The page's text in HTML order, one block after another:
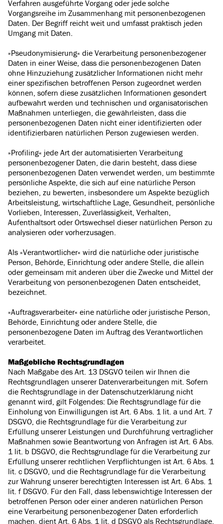
Verfahren ausgeführte Vorgang oder jede solche
Vorgangsreihe im Zusammenhang mit personenbezogenen
Daten. Der Begriff reicht weit und umfasst praktisch jeden
Umgang mit Daten.
»Pseudonymisierung« die Verarbeitung personenbezogener
Daten in einer Weise, dass die personenbezogenen Daten
ohne Hinzuziehung zusätzlicher Informationen nicht mehr
einer spezifischen betroffenen Person zugeordnet werden
können, sofern diese zusätzlichen Informationen gesondert
aufbewahrt werden und technischen und organisatorischen
Maßnahmen unterliegen, die gewährleisten, dass die
personenbezogenen Daten nicht einer identifizierten oder
identifizierbaren natürlichen Person zugewiesen werden.
»Profiling« jede Art der automatisierten Verarbeitung
personenbezogener Daten, die darin besteht, dass diese
personenbezogenen Daten verwendet werden, um bestimmte
persönliche Aspekte, die sich auf eine natürliche Person
beziehen, zu bewerten, insbesondere um Aspekte bezüglich
Arbeitsleistung, wirtschaftliche Lage, Gesundheit, persönliche
Vorlieben, Interessen, Zuverlässigkeit, Verhalten,
Aufenthaltsort oder Ortswechsel dieser natürlichen Person zu
analysieren oder vorherzusagen.
Als »Verantwortlicher« wird die natürliche oder juristische
Person, Behörde, Einrichtung oder andere Stelle, die allein
oder gemeinsam mit anderen über die Zwecke und Mittel der
Verarbeitung von personenbezogenen Daten entscheidet,
bezeichnet.
»Auftragsverarbeiter« eine natürliche oder juristische Person,
Behörde, Einrichtung oder andere Stelle, die
personenbezogene Daten im Auftrag des Verantwortlichen
verarbeitet.
Maßgebliche Rechtsgrundlagen
Nach Maßgabe des Art. 13 DSGVO teilen wir Ihnen die
Rechtsgrundlagen unserer Datenverarbeitungen mit. Sofern
die Rechtsgrundlage in der Datenschutzerklärung nicht
genannt wird, gilt Folgendes: Die Rechtsgrundlage für die
Einholung von Einwilligungen ist Art. 6 Abs. 1 lit. a und Art. 7
DSGVO, die Rechtsgrundlage für die Verarbeitung zur
Erfüllung unserer Leistungen und Durchführung vertraglicher
Maßnahmen sowie Beantwortung von Anfragen ist Art. 6 Abs.
1 lit. b DSGVO, die Rechtsgrundlage für die Verarbeitung zur
Erfüllung unserer rechtlichen Verpflichtungen ist Art. 6 Abs. 1
lit. c DSGVO, und die Rechtsgrundlage für die Verarbeitung
zur Wahrung unserer berechtigten Interessen ist Art. 6 Abs. 1
lit. f DSGVO. Für den Fall, dass lebenswichtige Interessen der
betroffenen Person oder einer anderen natürlichen Person
eine Verarbeitung personenbezogener Daten erforderlich
machen, dient Art. 6 Abs. 1 lit. d DSGVO als Rechtsgrundlage.